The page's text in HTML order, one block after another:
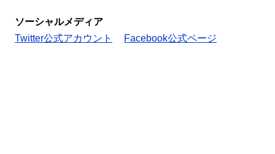
ソーシャルメディア
Twitter公式アカウント
Facebook公式ページ